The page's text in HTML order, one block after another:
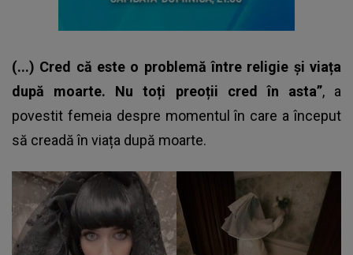
(...) Cred că este o problemă între religie și viața
după moarte. Nu toți preoții cred în asta”, a
povestit femeia despre momentul în care a început
să creadă în viața după moarte.